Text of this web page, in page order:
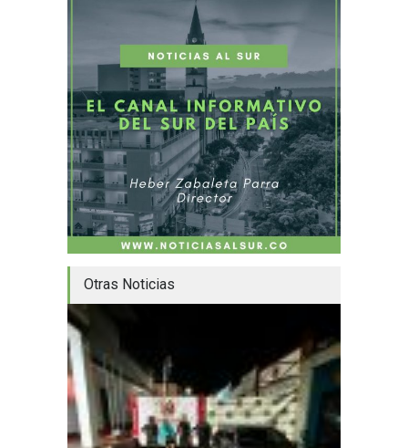
Otras Noticias